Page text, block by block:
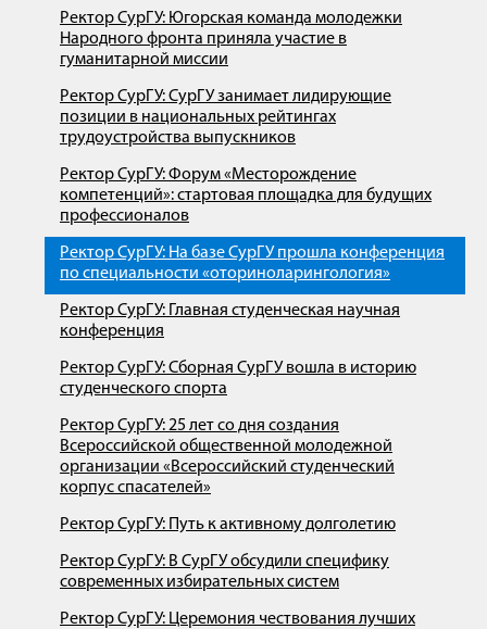
Ректор СурГУ: Югорская команда молодежки
Народного фронта приняла участие в
гуманитарной миссии
Ректор СурГУ: СурГУ занимает лидирующие
позиции в национальных рейтингах
трудоустройства выпускников
Ректор СурГУ: Форум «Месторождение
компетенций»: стартовая площадка для будущих
профессионалов
Ректор СурГУ: На базе СурГУ прошла конференция
по специальности «оториноларингология»
Ректор СурГУ: Главная студенческая научная
конференция
Ректор СурГУ: Сборная СурГУ вошла в историю
студенческого спорта
Ректор СурГУ: 25 лет со дня создания
Всероссийской общественной молодежной
организации «Всероссийский студенческий
корпус спасателей»
Ректор СурГУ: Путь к активному долголетию
Ректор СурГУ: В СурГУ обсудили специфику
современных избирательных систем
Ректор СурГУ: Церемония чествования лучших